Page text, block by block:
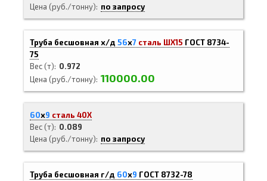
Цена (руб./тонну)
по запросу
Труба бесшовная х/д 56х7 сталь ШХ15 ГОСТ 8734-
75
Вес (т)
0.972
Цена (руб./тонну) 110000.00
60х9 сталь 40Х
Вес (т)
0.089
Цена (руб./тонну)
по запросу
Труба бесшовная г/д 60х9 ГОСТ 8732-78